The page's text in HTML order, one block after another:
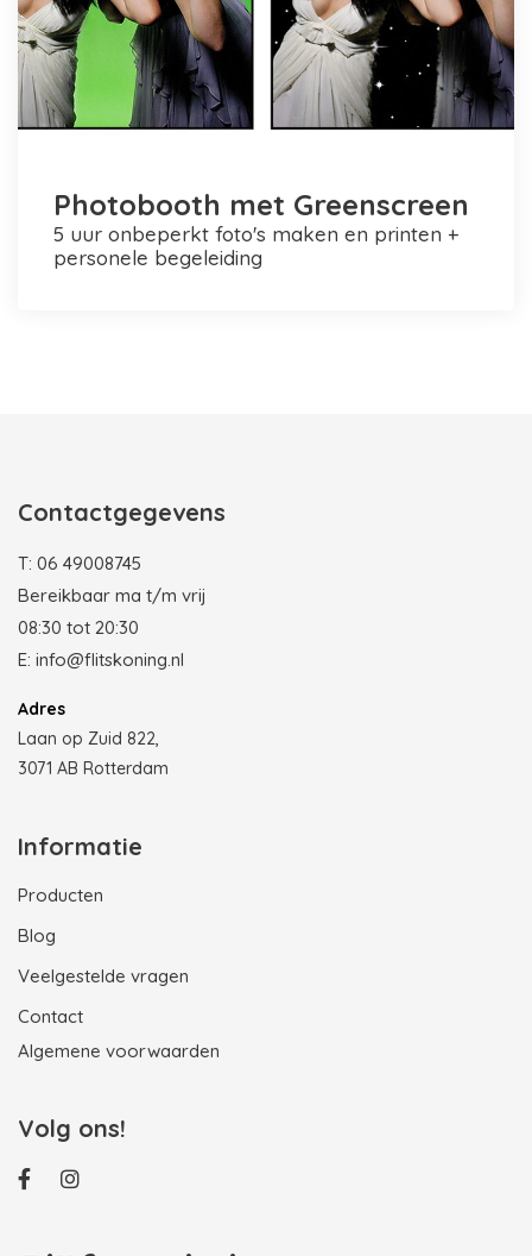
Photobooth met Greenscreen
5 uur onbeperkt foto's maken en printen +
personele begeleiding
Contactgegevens
T: 06 49008745
Bereikbaar ma t/m vrij
08:30 tot 20:30
E: info@flitskoning.nl
Adres
Laan op Zuid 822,
3071 AB Rotterdam
Informatie
Producten
Blog
Veelgestelde vragen
Contact
Algemene voorwaarden
Volg ons!